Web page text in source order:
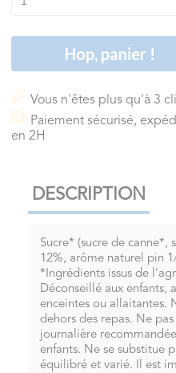
Hop, panier !
Vous n'êtes plus qu'à 3
Paiement sécurisé,
en 2H
DESCRIPTION
Sucre* (sucre de canne*,
12%, arôme naturel pin
*Ingrédients issus de
Déconseillé aux enfants,
enceintes ou allaitantes.
dehors des repas. Ne
journalière
enfants. Ne se substitue
équilibré et varié. Il est